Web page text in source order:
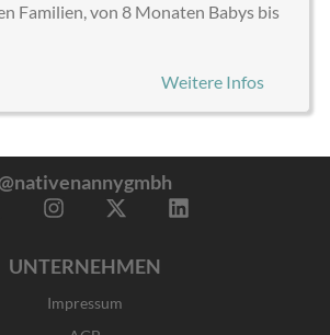
Familien, von 8 Monaten Babys bis
Weitere Infos
I
t
a
g
X
w
i
t
L
UNTERNEHMEN
Impressum